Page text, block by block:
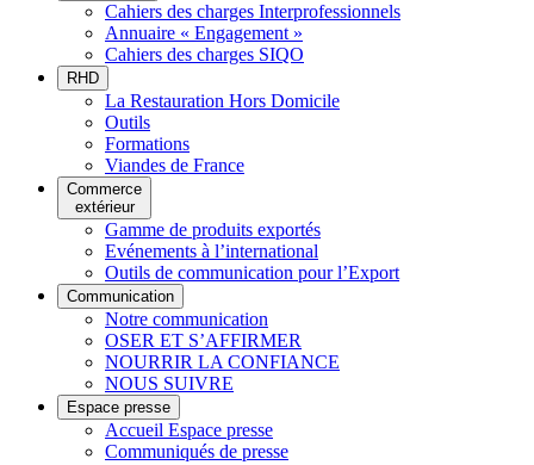
Cahiers des charges Interprofessionnels
Annuaire « Engagement »
Cahiers des charges SIQO
RHD
La Restauration Hors Domicile
Outils
Formations
Viandes de France
Commerce
extérieur
Gamme de produits exportés
Evénements à l’international
Outils de communication pour l’Export
Communication
Notre communication
OSER ET S’AFFIRMER
NOURRIR LA CONFIANCE
NOUS SUIVRE
Espace presse
Accueil Espace presse
Communiqués de presse